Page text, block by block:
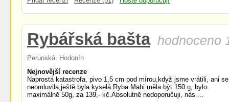
Rybářská bašta hodnoceno
Perunská, Hodonín
Nejnovější recenze
Naprostá katastrofa, pivo 1,5 cm pod mírou,když jsme vrátili, ani se
neomluvila,ještě byla kyselá.Ryba Mahi měla být 150 g, bylo
maximálně 50g, za 139,- kč.Absolutně nedoporučuji, nás ...